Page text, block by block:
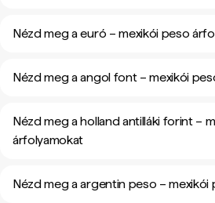
Nézd meg a euró – mexikói peso
Nézd meg a angol font – mexikói
Nézd meg a holland antilláki forint –
árfolyamokat
Nézd meg a argentin peso –